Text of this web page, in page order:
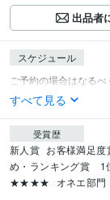
出品者
スケジュール
すべて見る
受賞歴
新人賞 お客様満
め・ランキング賞　1
★★★★
オネエ部門